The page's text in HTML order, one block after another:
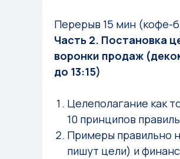
Перерыв 15 мин (кофе-
Часть 2. Постановка
воронки продаж
до 13:15)
Целеполагание как
10 принципов
Примеры правильно
пишут цели) и